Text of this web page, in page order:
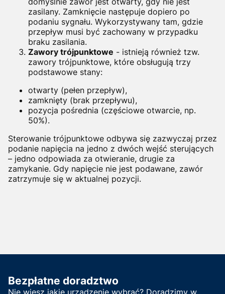
zasilany. Zamknięcie następuje dopiero po
podaniu sygnału. Wykorzystywany tam, gdzie
przepływ musi być zachowany w przypadku
braku zasilania.
Zawory trójpunktowe - istnieją również tzw.
zawory trójpunktowe, które obsługują trzy
podstawowe stany:
otwarty (pełen przepływ),
zamknięty (brak przepływu),
pozycja pośrednia (częściowe otwarcie, np.
50%).
Sterowanie trójpunktowe odbywa się zazwyczaj przez
podanie napięcia na jedno z dwóch wejść sterujących
– jedno odpowiada za otwieranie, drugie za
zamykanie. Gdy napięcie nie jest podawane, zawór
zatrzymuje się w aktualnej pozycji.
Bezpłatne doradztwo